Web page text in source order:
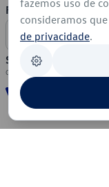
Formas de
Segurança
fazemos uso de
consideramos
de privacidade.